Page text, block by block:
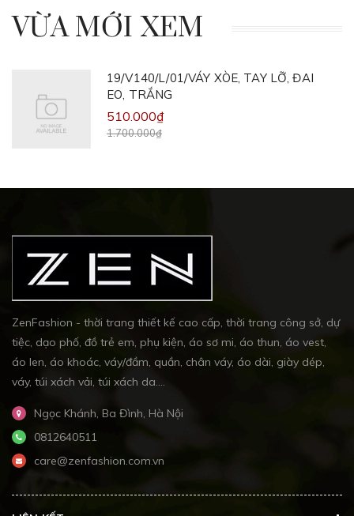
VỪA MỚI XEM
19/V140/L/01/VÁY XÒE, TAY LỠ, ĐAI
EO, TRẮNG
510.000₫
1.700.000₫
ZenFashion - thời trang thiết kế cao cấp, thời trang công sở, dự
tiệc, dạo phố, đồ trẻ em, phụ kiện, áo sơ mi, áo thun, áo vest,
áo len, áo khoác, váy/đầm, quần, chân váy, áo dài, giày dép,
váy, túi xách vải, túi xách da....
Ngọc Khánh, Ba Đình, Hà Nội
0812640511
care@zenfashion.com.vn